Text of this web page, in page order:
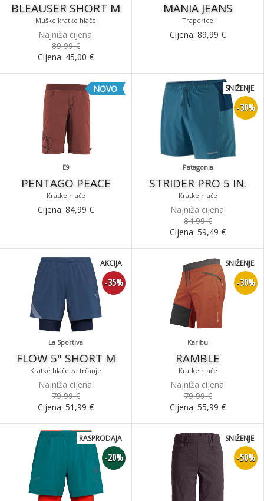
BLEAUSER SHORT M
Muške kratke hlače
Najniža cijena:
89,99 €
Cijena: 45,00 €
MANIA JEANS
Traperice
Cijena: 89,99 €
E9
PENTAGO PEACE
Kratke hlače
NOVO
Cijena: 84,99 €
Patagonia
STRIDER PRO 5 IN.
Kratke hlače
-30%
SNIŽENJE
Najniža cijena:
84,99 €
Cijena: 59,49 €
La Sportiva
FLOW 5" SHORT M
Kratke hlače za trčanje
-35%
AKCIJA
Najniža cijena:
79,99 €
Cijena: 51,99 €
Karibu
RAMBLE
Kratke hlače
-30%
SNIŽENJE
Najniža cijena:
79,99 €
Cijena: 55,99 €
-20%
RASPRODAJA
-50%
SNIŽENJE